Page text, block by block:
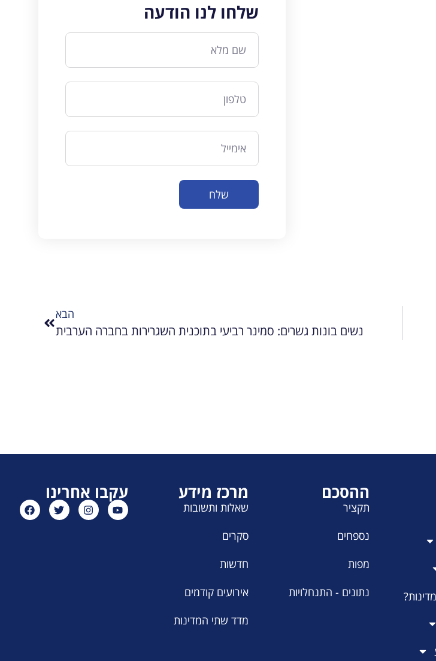
שלחו לנו הודעה
שלח
הבא
נשים בונות גשרים: סמינר רביעי בתוכנית השגרירות בחברה הערבית
ההסכם
תקציר
נספחים
מפות
נתונים - התנחלויות
מרכז מידע
שאלות ותשובות
סקרים
חדשות
אירועים קודמים
מדד שתי המדינות
עקבו אחרינו